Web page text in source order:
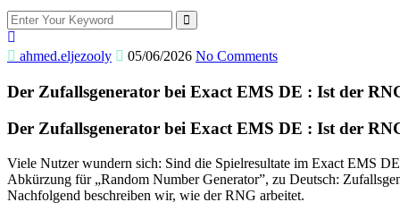
ahmed.eljezooly 05/06/2026 No Comments
Der Zufallsgenerator bei Exact EMS DE : Ist der
Der Zufallsgenerator bei Exact EMS DE : Ist der
Viele Nutzer wundern sich: Sind die Spielresultate im Exact EMS
Abkürzung für „Random Number Generator”, zu Deutsch:
Nachfolgend beschreiben wir, wie der RNG arbeitet.